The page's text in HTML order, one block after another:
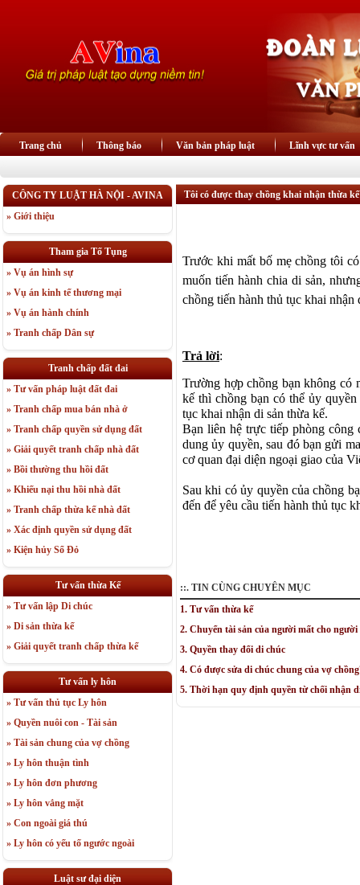
Trang chủ Thông báo Văn bản pháp luật Lĩnh vực tư vấn
CÔNG TY LUẬT HÀ NỘI - AVINA
» Giới thiệu
Tham gia Tố Tụng
» Vụ án hình sự
» Vụ án kinh tế thương mại
» Vụ án hành chính
» Tranh chấp Dân sự
Tranh chấp đất đai
» Tư vấn pháp luật đất đai
» Tranh chấp mua bán nhà ở
» Tranh chấp quyền sử dụng đất
» Giải quyết tranh chấp nhà đất
» Bồi thường thu hồi đất
» Khiếu nại thu hồi nhà đất
» Tranh chấp thừa kế nhà đất
» Xác định quyền sử dụng đất
» Kiện hủy Sổ Đỏ
Tư vấn thừa Kế
» Tư vấn lập Di chúc
» Di sản thừa kế
» Giải quyết tranh chấp thừa kế
Tư vấn ly hôn
» Tư vấn thủ tục Ly hôn
» Quyền nuôi con - Tài sản
» Tài sản chung của vợ chồng
» Ly hôn thuận tình
» Ly hôn đơn phương
» Ly hôn vắng mặt
» Con ngoài giá thú
» Ly hôn có yếu tố ngước ngoài
Luật sư đại diện
Tôi có được thay chồng khai nhận thừa
Trước khi mất bố mẹ chồng tôi
muốn tiến hành chia di sản,
chồng tiến hành thủ tục khai nhận
Trả lời:
Trường hợp chồng bạn không có
kế thì chồng bạn có thể ủy
tục khai nhận di sản thừa kế.
Bạn liên hệ trực tiếp phòng
dung ủy quyền, sau đó bạn gửi
cơ quan đại diện ngoại giao của
Sau khi có ủy quyền của chồng
đến để yêu cầu tiến hành thủ tục
::. TIN CÙNG CHUYÊN MỤC
1. Tư vấn thừa kế
2. Chuyển tài sản của người mất cho người
3. Quyền thay đổi di chúc
4. Có được sửa di chúc chung của vợ
5. Thời hạn quy định quyền từ chối nhận